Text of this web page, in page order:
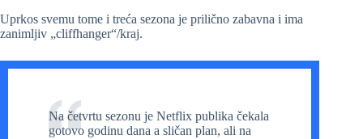
Uprkos svemu tome i treća sezona je prilično zabavna i ima
zanimljiv „cliffhanger“/kraj.
Na četvrtu sezonu je Netflix publika čekala
gotovo godinu dana a sličan plan, ali na